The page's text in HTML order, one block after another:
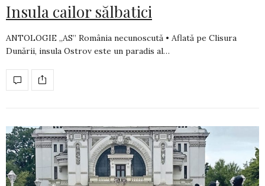
Insula cailor sălbatici
ANTOLOGIE „AS” România necunoscută • Aflată pe Clisura
Dunării, insula Ostrov este un paradis al…